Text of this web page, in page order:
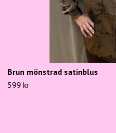
Brun mönstrad satinblus
599 kr